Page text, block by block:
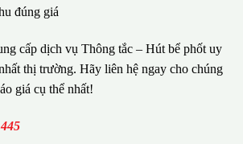
đúng giá
cấp dịch vụ Thông tắc – Hút bể phốt uy
thị trường. Hãy liên hệ ngay cho chúng
giá cụ thể nhất!